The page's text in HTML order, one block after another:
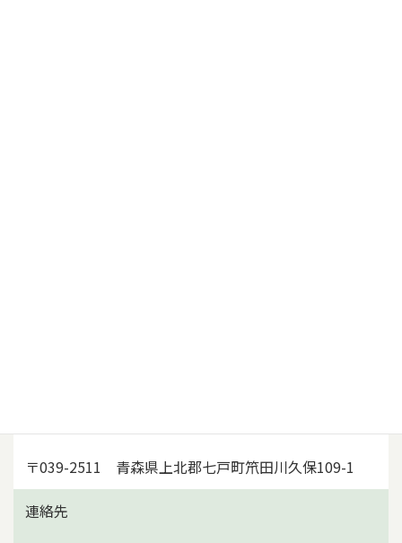
〒039-2511 青森県上北郡七戸町笊田川久保109-1
連絡先